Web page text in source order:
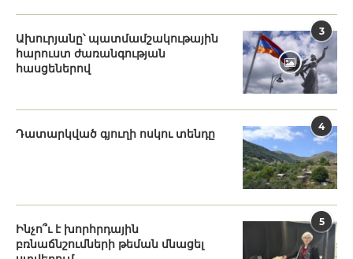
3
Ախուրյանը՝ պատմամշակութային
հարուստ ժառանգության
հասցեներով
4
Դատարկված գյուղի ոսկու տենդը
5
Ինչո՞ւ է խորհրդային
բռնաճնշումների թեման մնացել